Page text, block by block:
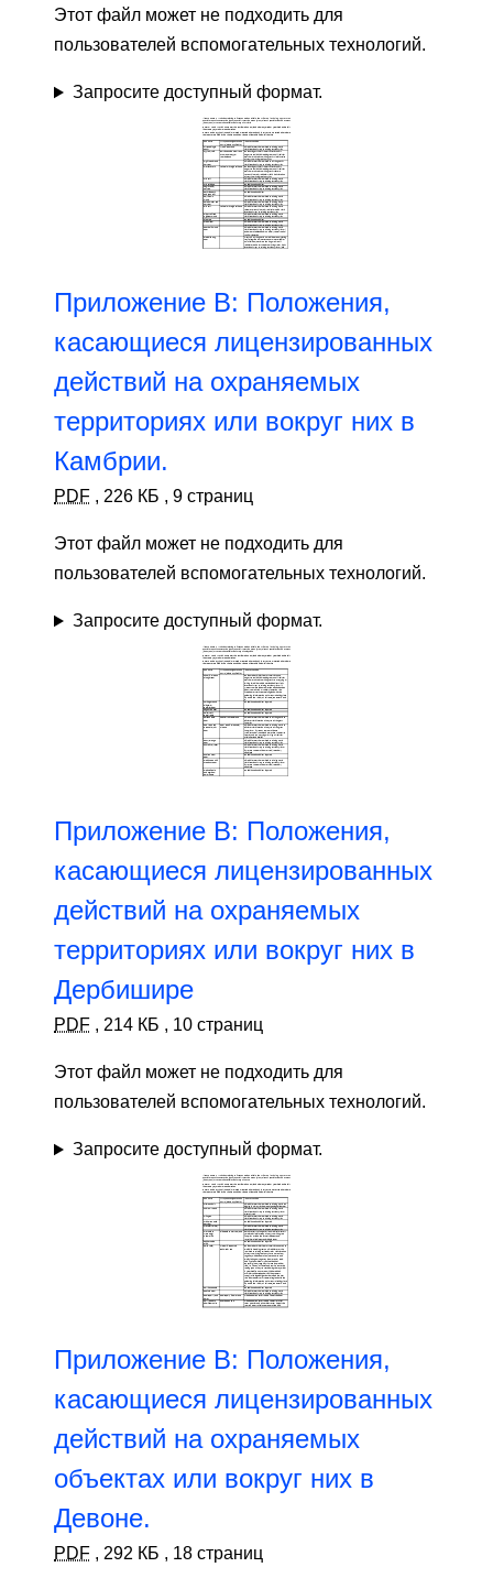
Этот файл может не подходить для
пользователей вспомогательных технологий.
Запросите доступный формат.
Приложение B: Положения,
касающиеся лицензированных
действий на охраняемых
территориях или вокруг них в
Камбрии.
PDF , 226 КБ , 9 страниц
Этот файл может не подходить для
пользователей вспомогательных технологий.
Запросите доступный формат.
Приложение B: Положения,
касающиеся лицензированных
действий на охраняемых
территориях или вокруг них в
Дербишире
PDF , 214 КБ , 10 страниц
Этот файл может не подходить для
пользователей вспомогательных технологий.
Запросите доступный формат.
Приложение B: Положения,
касающиеся лицензированных
действий на охраняемых
объектах или вокруг них в
Девоне.
PDF , 292 КБ , 18 страниц